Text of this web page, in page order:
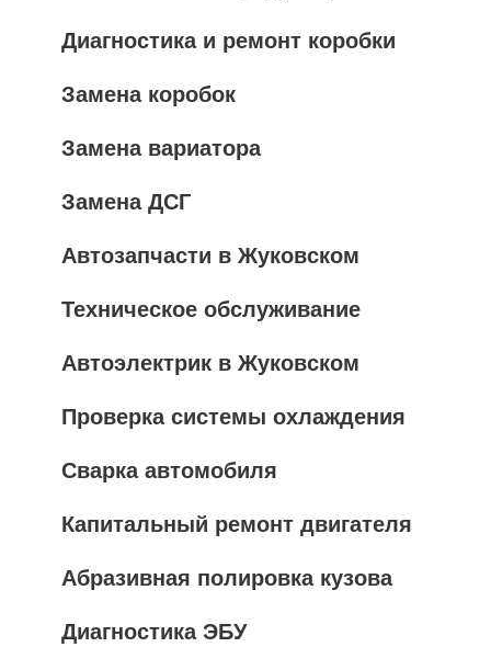
Диагностика и ремонт коробки
Замена коробок
Замена вариатора
Замена ДСГ
Автозапчасти в Жуковском
Техническое обслуживание
Автоэлектрик в Жуковском
Проверка системы охлаждения
Сварка автомобиля
Капитальный ремонт двигателя
Абразивная полировка кузова
Диагностика ЭБУ